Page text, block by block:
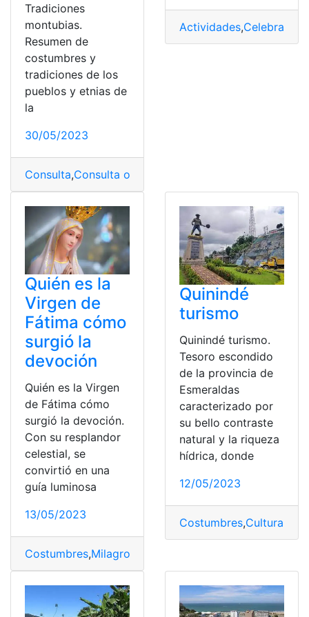
Tradiciones
montubias.
Resumen de
costumbres y
tradiciones de los
pueblos y etnias de
la
30/05/2023
Consulta,Consulta online
Actividades,Celebración
Quién es la
Virgen de
Fátima cómo
surgió la
devoción
Quién es la Virgen
de Fátima cómo
surgió la devoción.
Con su resplandor
celestial, se
convirtió en una
guía luminosa
13/05/2023
Costumbres,Milagro
Quinindé
turismo
Quinindé turismo.
Tesoro escondido
de la provincia de
Esmeraldas
caracterizado por
su bello contraste
natural y la riqueza
hídrica, donde
12/05/2023
Costumbres,Cultura